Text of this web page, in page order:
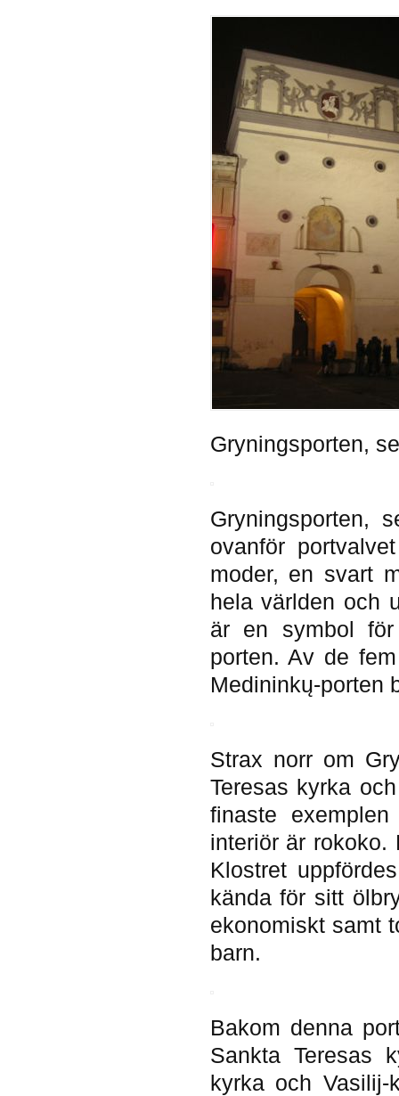
Gryningsporten,
Gryningsporten,
ovanför
moder, en svart
hela världen och
är en symbol för
porten. Av de
Medininkų-porten
Strax norr om
Teresas kyrka
finaste
interiör är rokoko.
Klostret
kända för sitt
ekonomiskt samt
barn.
Bakom denna
Sankta Teresas
kyrka och Vasilij-